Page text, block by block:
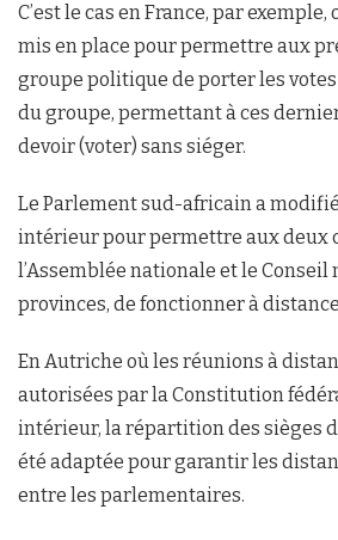
C’est le cas en France, par
mis en place pour permettre aux
groupe politique de porter les
du groupe, permettant à ces
devoir (voter) sans siéger.
Le Parlement sud-africain a
intérieur pour permettre aux deux
l’Assemblée nationale et le Conseil
provinces, de fonctionner à
En Autriche où les réunions à
autorisées par la Constitution
intérieur, la répartition des sièges
été adaptée pour garantir les
entre les parlementaires.